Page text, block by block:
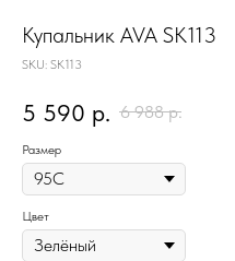
Купальник AVA SK113
SKU: SK113
5 590 р. 6 988 р.
Размер
Цвет